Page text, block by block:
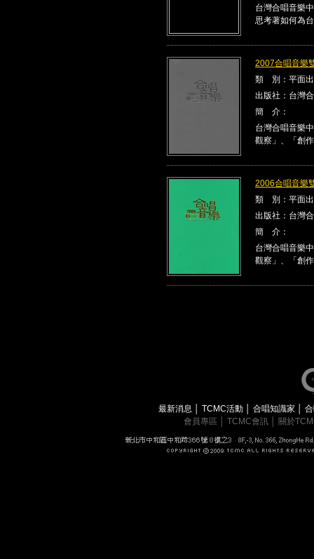
台灣合唱音樂
思考著如何為
2007合唱音樂
類 別：平面
出版社：台灣
簡 介：
台灣合唱音樂
觀察」、「創
2006合唱音樂
類 別：平面
出版社：台灣
簡 介：
台灣合唱音樂
觀察」、「創
最新消息 TCMC活動 合唱知識家
會員專區
TCMC會訊 關於